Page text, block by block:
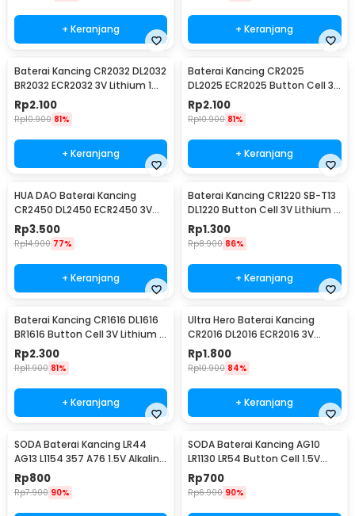
+ Keranjang + Keranjang
Baterai Kancing CR2032 DL2032
BR2032 ECR2032 3V Lithium 1
PCS
Rp2.100
Rp10.900 81%
+ Keranjang
Baterai Kancing CR2025
DL2025 ECR2025 Button Cell 3V
Lithium 1 PCS
Rp2.100
Rp10.900 81%
+ Keranjang
HUA DAO Baterai Kancing
CR2450 DL2450 ECR2450 3V
Lithium 1 PCS
Rp3.500
Rp14.900 77%
+ Keranjang
Baterai Kancing CR1220 SB-T13
DL1220 Button Cell 3V Lithium 1
PCS
Rp1.300
Rp8.900 86%
+ Keranjang
Baterai Kancing CR1616 DL1616
BR1616 Button Cell 3V Lithium 1
PCS
Rp2.300
Rp11.900 81%
+ Keranjang
Ultra Hero Baterai Kancing
CR2016 DL2016 ECR2016 3V
Lithium 1 PCS
Rp1.800
Rp10.900 84%
+ Keranjang
SODA Baterai Kancing LR44
AG13 L1154 357 A76 1.5V Alkaline
1 PCS
Rp800
Rp7.900 90%
SODA Baterai Kancing AG10
LR1130 LR54 Button Cell 1.5V
Alkaline 1 PCS
Rp700
Rp6.900 90%